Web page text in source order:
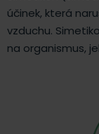
účinek, která
vzduchu.
na organismus,